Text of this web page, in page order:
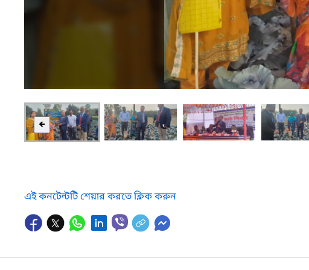
🡸
এই কনটেন্টটি শেয়ার করতে ক্লিক করুন